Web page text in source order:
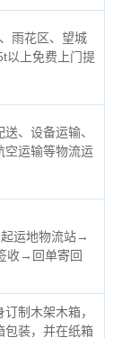
雨花区、望城
以上免费上门提
、设备运输、
空运输等物流运
运地物流站→
收→回单寄回
制木架木箱，
包装，并在纸箱